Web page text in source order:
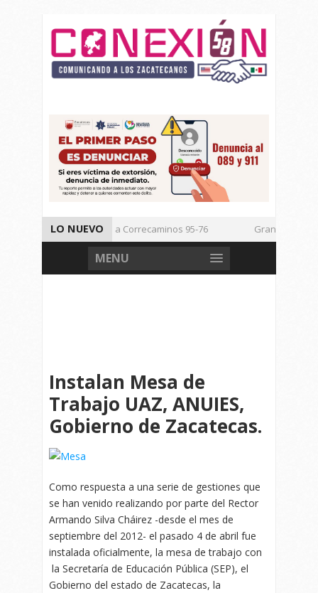
LO NUEVO
Vencen los Mineros a Correcaminos 95-76
Gran Festival
Inicia TSJEZ Sesiones Ordinarias
Inicia SICT Construcción
MENU
Instalan Mesa de
Trabajo UAZ, ANUIES,
Gobierno de Zacatecas.
Como respuesta a una serie de gestiones que
se han venido realizando por parte del Rector
Armando Silva Cháirez -desde el mes de
septiembre del 2012- el pasado 4 de abril fue
instalada oficialmente, la mesa de trabajo con
la Secretaría de Educación Pública (SEP), el
Gobierno del estado de Zacatecas, la